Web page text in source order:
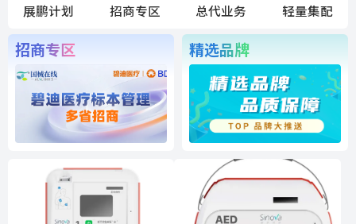
展鹏计划 招商专区 总代业务 轻量集配
招商专区 精选品牌